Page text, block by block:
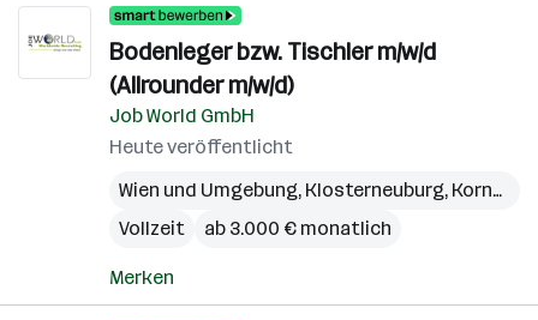
Bodenleger bzw. Tischler m/w/d
(Allrounder m/w/d)
Job World GmbH
Heute veröffentlicht
Wien und Umgebung, Klosterneuburg, Korneuburg
Vollzeit
ab 3.000 € monatlich
Merken